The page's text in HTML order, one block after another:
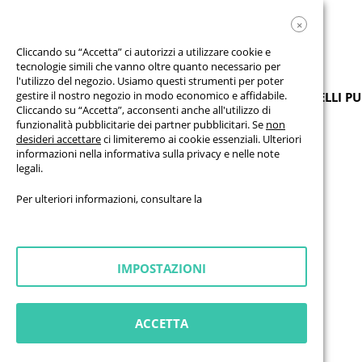
PRODOTTI STRISCIONI BANDIERE PANNELLI
Pagamento e spedizione
Condizioni di pagamento
Sono a tua disposizione le seguenti modalità di pagamento:
Bonifico bancario
Pagamento con PayPal
×
Cliccando su “Accetta” ci autorizzi a utilizzare cookie e
tecnologie simili che vanno oltre quanto necessario per
l'utilizzo del negozio. Usiamo questi strumenti per poter
gestire il nostro negozio in modo economico e affidabile.
Cliccando su “Accetta”, acconsenti anche all'utilizzo di
funzionalità pubblicitarie dei partner pubblicitari. Se non
desideri accettareci limiteremo ai cookie essenziali. Ulteriori
informazioni nella informativa sulla privacye nelle note
legali.
Per ulteriori informazioni, consultare la
IMPOSTAZIONI
ACCETTA